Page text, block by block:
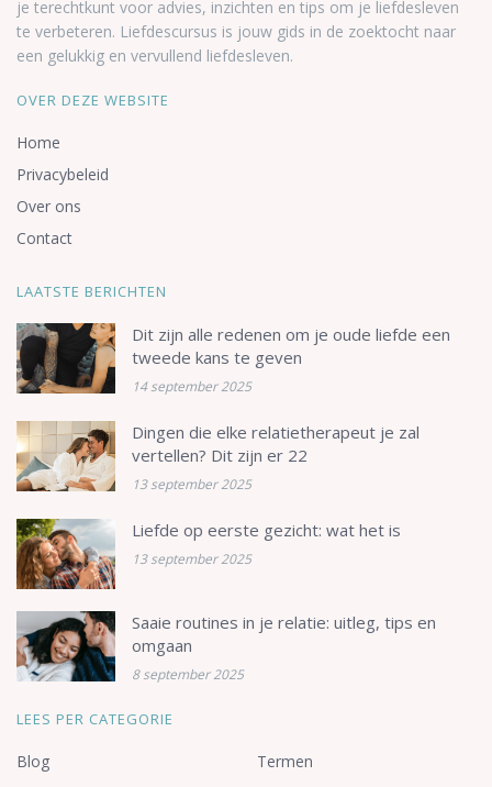
je terechtkunt voor advies, inzichten en tips om je liefdesleven
te verbeteren. Liefdescursus is jouw gids in de zoektocht naar
een gelukkig en vervullend liefdesleven.
OVER DEZE WEBSITE
Home
Privacybeleid
Over ons
Contact
LAATSTE BERICHTEN
Dit zijn alle redenen om je oude liefde een
tweede kans te geven
14 september 2025
Dingen die elke relatietherapeut je zal
vertellen? Dit zijn er 22
13 september 2025
Liefde op eerste gezicht: wat het is
13 september 2025
Saaie routines in je relatie: uitleg, tips en
omgaan
8 september 2025
LEES PER CATEGORIE
Blog
Termen